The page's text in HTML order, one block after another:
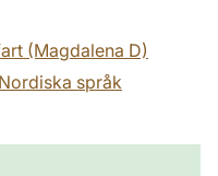
(Magdalena D)
Nordiska språk